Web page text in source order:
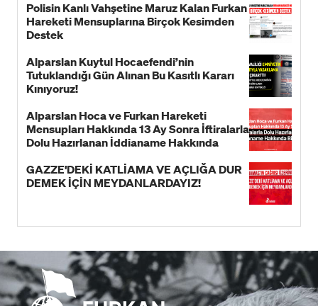
Polisin Kanlı Vahşetine Maruz Kalan Furkan
Hareketi Mensuplarına Birçok Kesimden
Destek
Alparslan Kuytul Hocaefendi’nin
Tutuklandığı Gün Alınan Bu Kasıtlı Kararı
Kınıyoruz!
Alparslan Hoca ve Furkan Hareketi
Mensupları Hakkında 13 Ay Sonra İftiralarla
Dolu Hazırlanan İddianame Hakkında
GAZZE'DEKİ KATLİAMA VE AÇLIĞA DUR
DEMEK İÇİN MEYDANLARDAYIZ!